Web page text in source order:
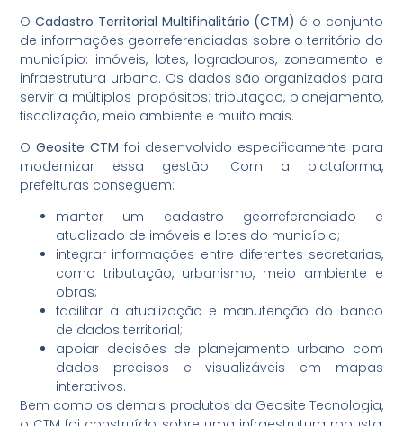
OCadastro Territorial Multifinalitário (CTM) é o conjunto
de informações georreferenciadas sobre o território do
município: imóveis, lotes, logradouros, zoneamento e
infraestrutura urbana. Os dados são organizados para
servir a múltiplos propósitos: tributação, planejamento,
fiscalização, meio ambiente e muito mais.
OGeosite CTM foi desenvolvido especificamente para
modernizar essa gestão. Com a plataforma,
prefeituras conseguem:
manter um cadastro georreferenciado e
atualizado de imóveis e lotes do município;
integrar informações entre diferentes secretarias,
como tributação, urbanismo, meio ambiente e
obras;
facilitar a atualização e manutenção do banco
de dados territorial;
apoiar decisões de planejamento urbano com
dados precisos e visualizáveis em mapas
interativos.
Bem como os demais produtos da Geosite Tecnologia,